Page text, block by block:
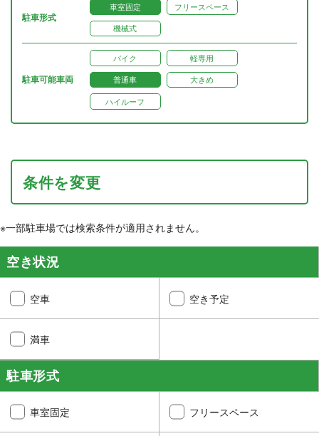
駐車形式
車室固定 フリースペース
機械式
駐車可能車両
バイク 軽専用
普通車 大きめ
ハイルーフ
条件を変更
※一部駐車場では検索条件が適用されません。
空き状況
空車 空き予定
満車
駐車形式
車室固定 フリースペース